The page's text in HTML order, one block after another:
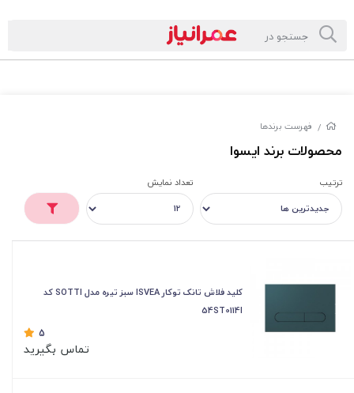
/ فهرست برندها
محصولات برند ایسوا
ترتیب تعداد نمایش
کلید فلاش تانک توکار ISVEA سبز تیره مدل SOTTI کد
54ST0114I
5
تماس بگیرید